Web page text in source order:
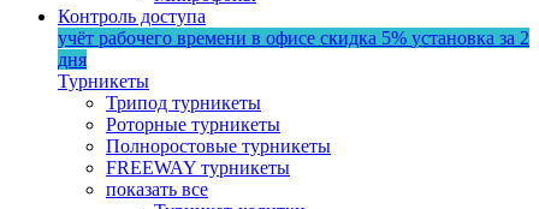
Контроль доступа
учёт рабочего времени в офисе скидка 5% установка за 2
дня
Турникеты
Трипод турникеты
Роторные турникеты
Полноростовые турникеты
FREEWAY турникеты
показать все